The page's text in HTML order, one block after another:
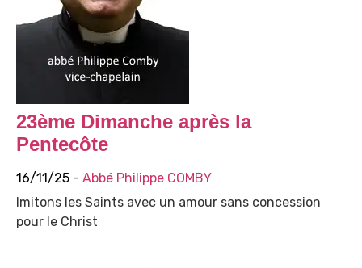
23ème Dimanche après la
Pentecôte
16/11/25 - Abbé Philippe COMBY
Imitons les Saints avec un amour sans concession
pour le Christ